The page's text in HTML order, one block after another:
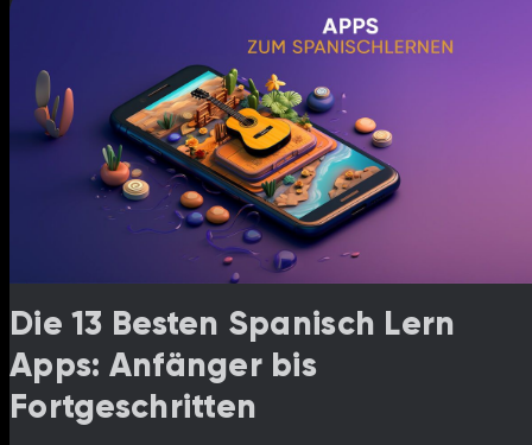
Die 13 Besten Spanisch Lern
Apps: Anfänger bis
Fortgeschritten